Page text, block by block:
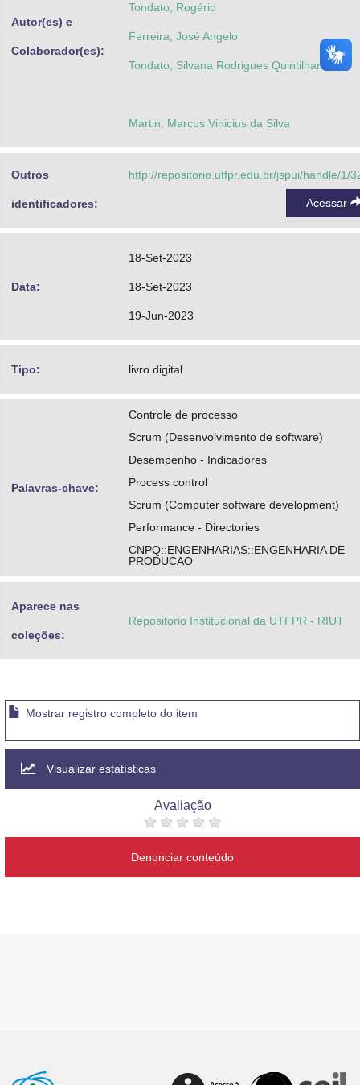
Autor(es) e
Colaborador(es):
Tondato, Rogério
Ferreira, José Angelo
Tondato, Silvana Rodrigues Quintilhano
Martin, Marcus Vinicius da Silva
Outros
identificadores:
http://repositorio.utfpr.edu.br/jspui/handle/1/
Acessar
Data:
18-Set-2023
18-Set-2023
19-Jun-2023
Tipo: livro digital
Palavras-chave:
Controle de processo
Scrum (Desenvolvimento de software)
Desempenho - Indicadores
Process control
Scrum (Computer software development)
Performance - Directories
CNPQ::ENGENHARIAS::ENGENHARIA DE
PRODUCAO
Aparece nas
coleções:
Repositorio Institucional da UTFPR - RIUT
Mostrar registro completo do item
Visualizar estatísticas
Avaliação
Denunciar conteúdo